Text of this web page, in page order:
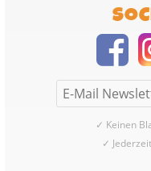
✓ Keinen
✓